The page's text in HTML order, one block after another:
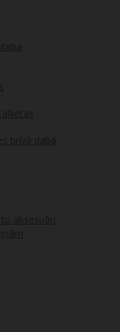
brīvā dabā
aksesuāri